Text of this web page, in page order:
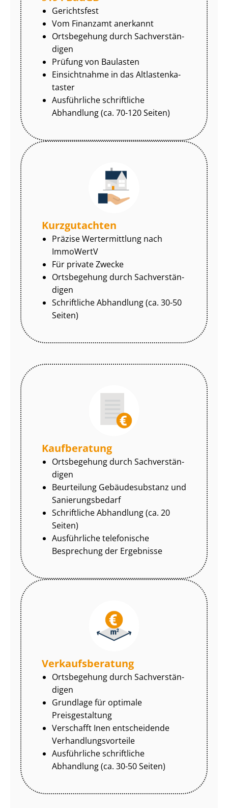
Gerichtsfest
Vom Finanzamt anerkannt
Ortsbegehung durch Sach­ver­stän­
di­gen
Prüfung von Baulasten
Einsichtnahme in das Alt­las­ten­ka­
tas­ter
Ausführliche schriftliche
Abhandlung (ca. 70-120 Seiten)
Kurzgutachten
Präzise Wertermittlung nach
ImmoWertV
Für private Zwecke
Ortsbegehung durch Sach­ver­stän­
di­gen
Schriftliche Abhandlung (ca. 30-50
Seiten)
Kaufberatung
Ortsbegehung durch Sach­ver­stän­
di­gen
Beurteilung Gebäudesubstanz und
Sa­nie­rungs­be­darf
Schriftliche Abhandlung (ca. 20
Seiten)
Ausführliche telefonische
Besprechung der Ergebnisse
Ver­kaufs­be­ra­tung
Ortsbegehung durch Sach­ver­stän­
di­gen
Grundlage für optimale
Preisgestaltung
Verschafft Inen entscheidende
Ver­hand­lungs­vor­tei­le
Ausführliche schriftliche
Abhandlung (ca. 30-50 Seiten)